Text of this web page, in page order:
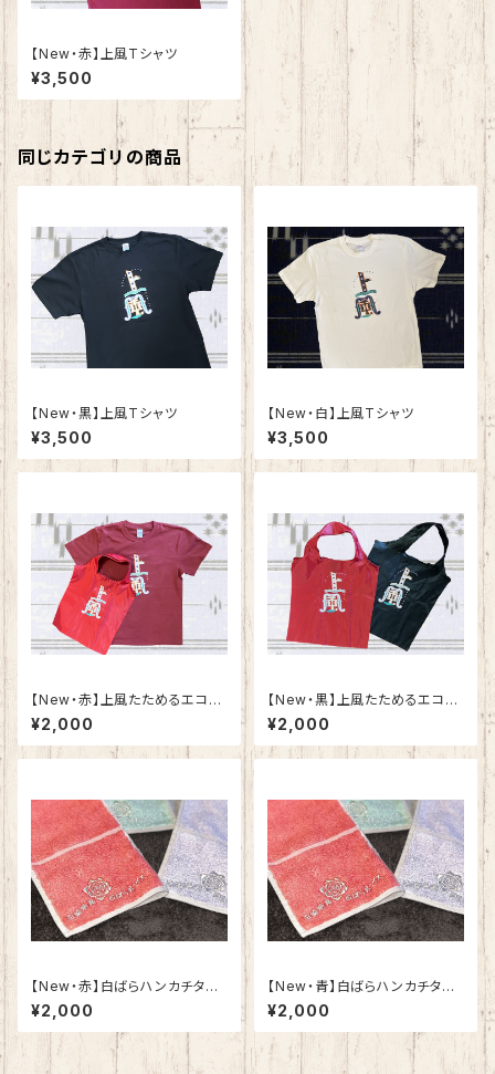
【New・赤】上風Tシャツ
¥3,500
同じカテゴリの商品
​【New・黒】上風Tシャツ
¥3,500
​【New・白】上風Tシャツ
¥3,500
​【New・赤】上風たためるエコバ
ック（単品）
¥2,000
​【New・黒】上風たためるエコバ
ック（単品）
¥2,000
【New・赤】白ばらハンカチタオ
ル
¥2,000
​【New・青】白ばらハンカチタオ
ル
¥2,000